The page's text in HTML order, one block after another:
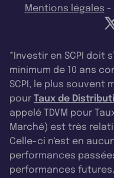
Mentions légales -
*Investir en SCPI doit
minimum de 10 ans
SCPI, le plus souvent
pour Taux de
appelé TDVM pour
Marché) est très
Celle-ci n'est en
performances
performances